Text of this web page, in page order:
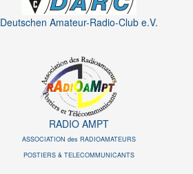
Deutschen Amateur-Radio-Club e.V.
RADIO AMPT
ASSOCIATION des RADIOAMATEURS
POSTIERS & TELECOMMUNICANTS